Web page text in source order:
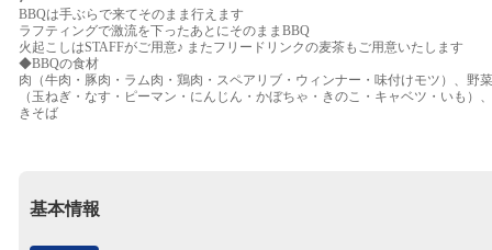
BBQは手ぶらで来てそのまま行えます
ラフティングで激流を下ったあとにそのままBBQ
火起こしはSTAFFがご用意♪ またフリードリンクの麦茶もご用意いたします
◆BBQの食材
肉（牛肉・豚肉・ラム肉・鶏肉・スペアリブ・ウィンナー・味付けモツ）、野菜
（玉ねぎ・なす・ピーマン・にんじん・かぼちゃ・きのこ・キャベツ・いも）
きそば
基本情報